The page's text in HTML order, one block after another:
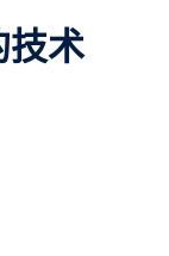
技术